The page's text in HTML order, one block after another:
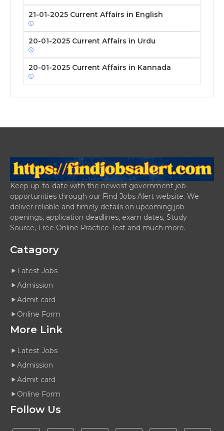
21-01-2025 Current Affairs in English
20-01-2025 Current Affairs in Urdu
20-01-2025 Current Affairs in Kannada
Keep up-to-date with the newest government job
opportunities through our Find Jobs Alert website. We
deliver reliable and timely details on upcoming job
openings, application deadlines, exam dates, Study
Source, Free Online Practice Test and much more.
Catagory
Latest Jobs
Admission
Admit card
Online Form
More Link
Latest Jobs
Admission
Admit card
Online Form
Follow Us